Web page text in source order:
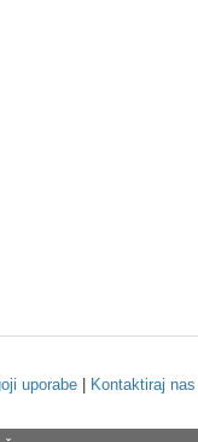
uporabe| Kontaktiraj nas